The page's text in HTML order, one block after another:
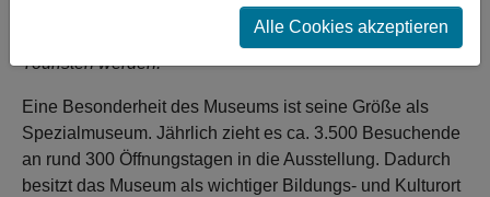
Gebäudes soll es mit einem erweiterten
Nutzungsangebot zum Treffpunkt für Einheimische und
Touristen werden.
Eine Besonderheit des Museums ist seine Größe als
Spezialmuseum. Jährlich zieht es ca. 3.500 Besuchende
an rund 300 Öffnungstagen in die Ausstellung. Dadurch
besitzt das Museum als wichtiger Bildungs- und Kulturort
Alle Cookies akzeptieren